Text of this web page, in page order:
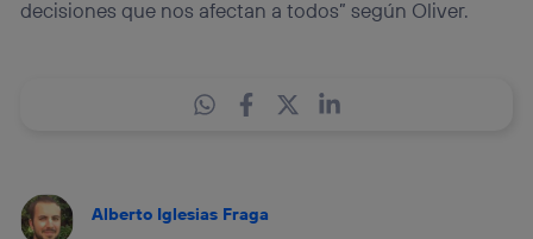
decisiones que nos afectan a todos” según Oliver.
Alberto Iglesias Fraga